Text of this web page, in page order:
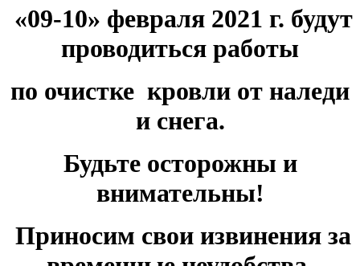
«09-10» февраля 2021 г. будут
проводиться работы
по очистке кровли от наледи
и снега.
Будьте осторожны и
внимательны!
Приносим свои извинения за